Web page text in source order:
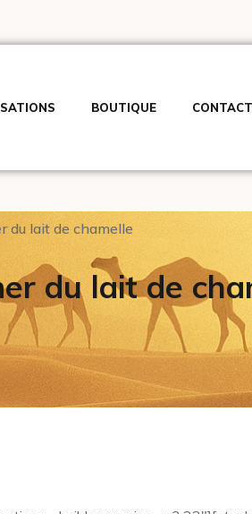
BOUTIQUE CONTACT
du lait de chamelle
du lait de